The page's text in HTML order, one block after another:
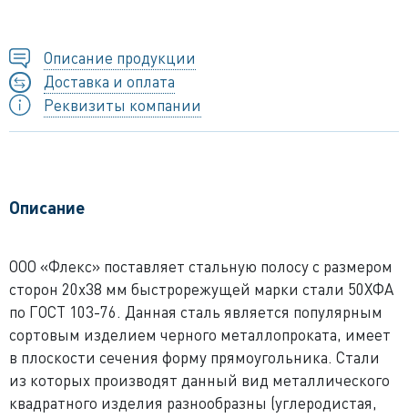
Описание продукции
Доставка и оплата
Реквизиты компании
Описание
ООО «Флекс» поставляет стальную полосу с размером
сторон 20x38 мм быстрорежущей марки стали 50ХФА
по ГОСТ 103-76. Данная сталь является популярным
сортовым изделием черного металлопроката, имеет
в плоскости сечения форму прямоугольника. Стали
из которых производят данный вид металлического
квадратного изделия разнообразны (углеродистая,